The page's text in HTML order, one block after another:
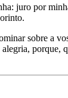
juro por
sobre a
porque,